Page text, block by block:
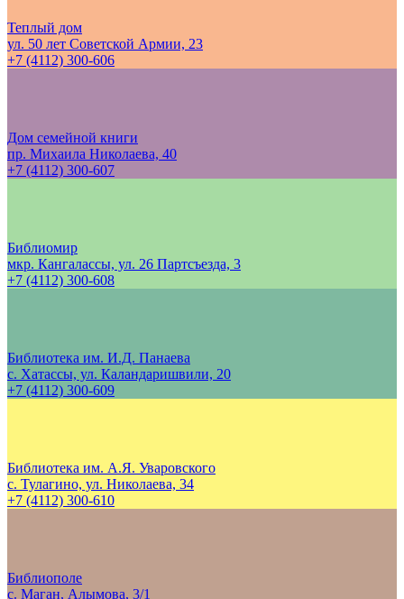
Теплый дом
ул. 50 лет Советской Армии, 23
+7 (4112) 300-606
Дом семейной книги
пр. Михаила Николаева, 40
+7 (4112) 300-607
Библиомир
мкр. Кангалассы, ул. 26 Партсъезда, 3
+7 (4112) 300-608
Библиотека им. И.Д. Панаева
с. Хатассы, ул. Каландаришвили, 20
+7 (4112) 300-609
Библиотека им. А.Я. Уваровского
с. Тулагино, ул. Николаева, 34
+7 (4112) 300-610
Библиополе
с. Маган, Алымова, 3/1